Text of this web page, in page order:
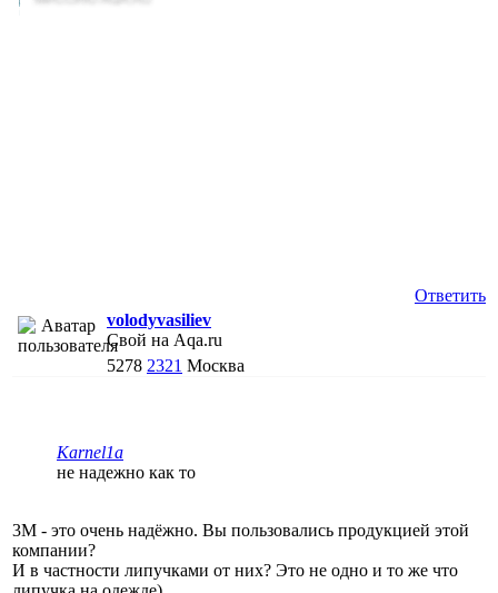
Ответить
volodyvasiliev
Свой на Aqa.ru
5278 2321 Москва
Karnel1a
не надежно как то
3М - это очень надёжно. Вы пользовались продукцией этой
компании?
И в частности липучками от них? Это не одно и то же что